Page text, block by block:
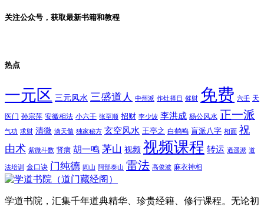
关注公众号，获取最新书籍和教程
热点
一元区 三元风水 三盛道人 中州派 作灶择日 催财 免费 六壬 天
医门 孙宗萍 安徽相法 小六壬 张至顺 招财 李少波 李洪成 杨公风水 正一派
气功 求财 清微 滴天髓 独家秘方 玄空风水 王亭之 白鹤鸣 盲派八字 相面 祝
由术 紫微斗数 肾病 胡一鸣 茅山 视频 视频课程 转运 逍遥派 道
法培训 金口诀 门纯德 闾山 阿部泰山 雷法 高俊波 麻衣神相
学道书院，汇集千年道典精华、珍贵经籍、修行课程。无论初